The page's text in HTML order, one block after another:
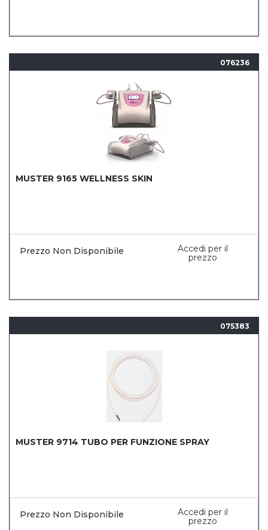
076236
MUSTER 9165 WELLNESS SKIN
Prezzo Non Disponibile
Accedi per il
prezzo
075383
MUSTER 9714 TUBO PER FUNZIONE SPRAY
Prezzo Non Disponibile
Accedi per il
prezzo